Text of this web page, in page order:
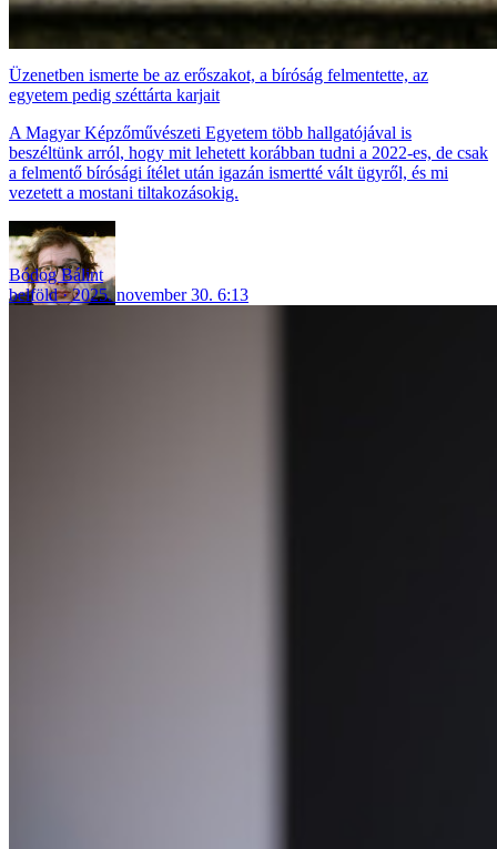
Üzenetben ismerte be az erőszakot, a bíróság felmentette, az
egyetem pedig széttárta karjait
A Magyar Képzőművészeti Egyetem több hallgatójával is
beszéltünk arról, hogy mit lehetett korábban tudni a 2022-es, de csak
a felmentő bírósági ítélet után igazán ismertté vált ügyről, és mi
vezetett a mostani tiltakozásokig.
Bódog Bálint
belföld
2025. november 30. 6:13